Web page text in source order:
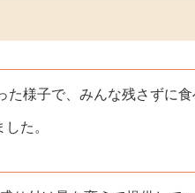
様子で、みんな残さずに食
た。